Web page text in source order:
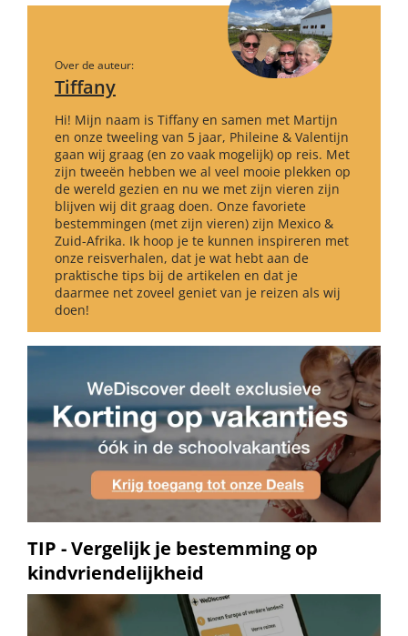
Over de auteur:
Tiffany
Hi! Mijn naam is Tiffany en samen met Martijn
en onze tweeling van 5 jaar, Phileine & Valentijn
gaan wij graag (en zo vaak mogelijk) op reis. Met
zijn tweeën hebben we al veel mooie plekken op
de wereld gezien en nu we met zijn vieren zijn
blijven wij dit graag doen. Onze favoriete
bestemmingen (met zijn vieren) zijn Mexico &
Zuid-Afrika. Ik hoop je te kunnen inspireren met
onze reisverhalen, dat je wat hebt aan de
praktische tips bij de artikelen en dat je
daarmee net zoveel geniet van je reizen als wij
doen!
TIP - Vergelijk je bestemming op
kindvriendelijkheid